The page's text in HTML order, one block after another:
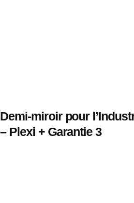
Demi-miroir pour
– Plexi + Garantie 3